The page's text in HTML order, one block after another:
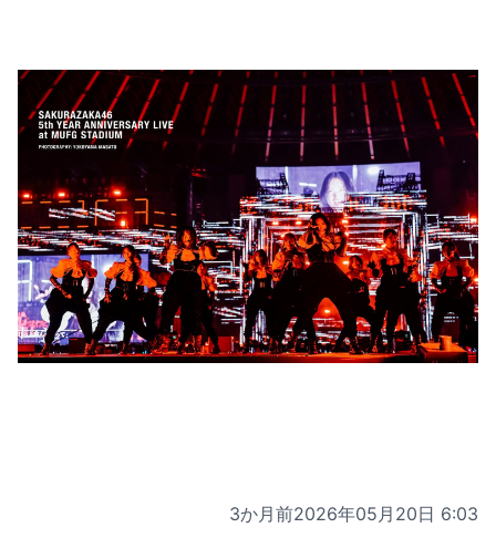
3か月前2026年05月20日 6:03